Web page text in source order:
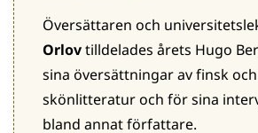
Översättaren och
Orlovtilldelades årets Hugo
sina översättningar av finsk
skönlitteratur och för sina
bland annat författare.